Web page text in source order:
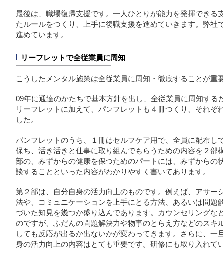
最後は、職場復帰支援です。一人ひとりが能力を発揮できる
たルールをつくり、上手に復職支援を進めていきます。弊社
進めています。
リーフレットで全従業員に周知
こうしたメンタル施策は全従業員に周知・徹底することが重
09年に通達のかたちで基本方針を出し、全従業員に周知する
リーフレットに加えて、パンフレットも４冊つくり、それぞ
した。
パンフレットのうち、１冊はセルフケア用で、全員に配布し
保ち、活き活きと仕事に取り組んでもらうための内容を２部
部の、みずからの健康を保つためのパートには、みずからの
談することといった内容がわかりやすく書いてあります。
第２部は、自分自身の活力向上のものです。例えば、アサー
法や、コミュニケーションを上手にとる方法、あるいは問題
づいた知見を幾つか盛り込んであります。カウンセリングな
のですが、ふだんの問題解決力や物事のとらえ方などのスキ
しても反応が出るか出ないかが変わってきます。さらに、一
身の活力向上の内容はとても重要です。研修にも取り入れて